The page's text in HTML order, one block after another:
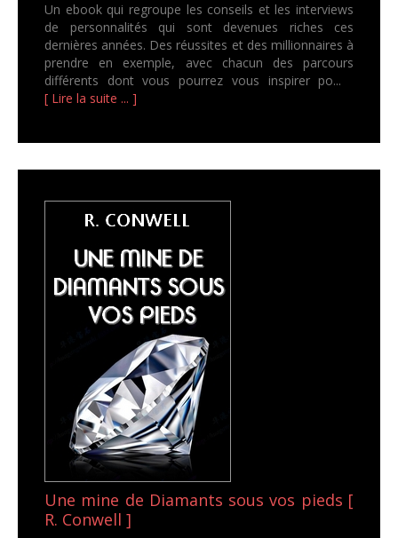
Un ebook qui regroupe les conseils et les interviews
de personnalités qui sont devenues riches ces
dernières années. Des réussites et des millionnaires à
prendre en exemple, avec chacun des parcours
différents dont vous pourrez vous inspirer po...
[ Lire la suite ... ]
Une mine de Diamants sous vos pieds [
R. Conwell ]